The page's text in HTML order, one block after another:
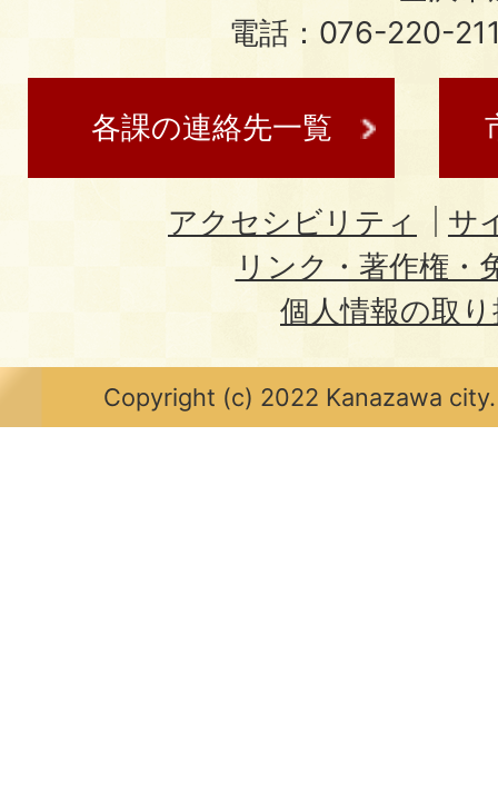
電話：076-220-
各課の連絡先一覧
アクセシビリティ
サ
リンク・著作権・
個人情報の取
Copyright (c) 2022 Kanazawa